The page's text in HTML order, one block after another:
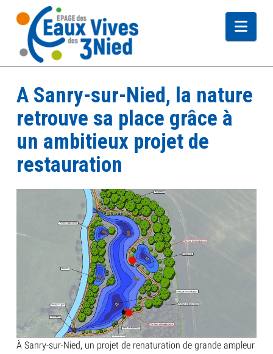
A Sanry-sur-Nied, la nature
retrouve sa place grâce à
un ambitieux projet de
restauration
À Sanry-sur-Nied, un projet de renaturation de grande ampleur